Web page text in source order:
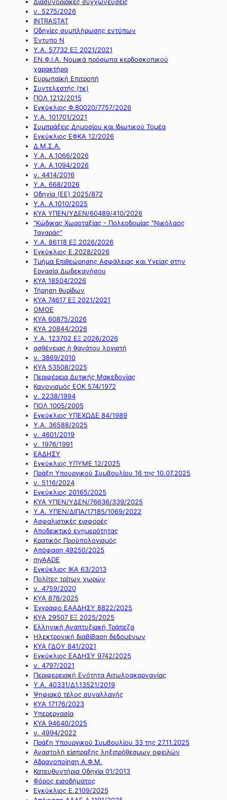
ν. 5275/2026
INTRASTAT
Οδηγίες συμπλήρωσης εντύπων
Έντυπο Ν
Υ.Α. 57732 ΕΞ 2021/2021
ΕΝ.Φ.Ι.Α. Νομικά πρόσωπα κερδοσκοπικού
χαρακτήρα
Ευρωπαϊκή Επιτροπή
Συντελεστής (τκ)
ΠΟΛ 1212/2015
Εγκύκλιος Φ.80020/7757/2026
Υ.Α. 101701/2021
Συμπράξεις Δημοσίου και Ιδιωτικού Τομέα
Εγκύκλιος ΕΦΚΑ 12/2026
Δ.Μ.Σ.Α.
Υ.Α. Α.1066/2026
Υ.Α. Α.1094/2026
ν. 4414/2016
Y.A. 668/2026
Οδηγία (ΕΕ) 2025/872
Υ.Α. Α.1010/2025
ΚΥΑ ΥΠΕΝ/ΥΔΕΝ/60489/410/2026
"Κώδικας Χωροταξίας - Πολεοδομίας "Νικόλαος
Ταγαράς"
Υ.Α. 86118 ΕΞ 2026/2026
Εγκύκλιος Ε.2028/2026
Τμήμα Επιθεώρησης Ασφάλειας και Υγείας στην
Εργασία Δωδεκανήσου
ΚΥΑ 18504/2026
Τήρηση θυρίδων
ΚΥΑ 74617 ΕΞ 2021/2021
ΟΜΟΕ
ΚΥΑ 60875/2026
ΚΥΑ 20844/2026
Υ.Α. 123702 ΕΞ 2026/2026
ασθένειας ή θανάτου λογιστή
ν. 3869/2010
ΚΥΑ 53508/2025
Περιφέρεια Δυτικής Μακεδονίας
Κανονισμός ΕΟΚ 574/1972
ν. 2238/1994
ΠΟΛ 1005/2005
Εγκύκλιος ΥΠΕΧΩΔΕ 84/1989
Υ.Α. 36588/2025
ν. 4601/2019
ν. 1976/1991
ΕΑΔΗΣΥ
Εγκύκλιος ΥΠΥΜΕ 12/2025
Πράξη Υπουργικού Συμβουλίου 16 της 10.07.2025
ν. 5116/2024
Εγκύκλιος 20165/2025
ΚΥΑ ΥΠΕΝ/ΥΔΕΝ/76636/339/2025
Υ.Α. ΥΠΕΝ/ΔΙΠΑ/17185/1069/2022
Ασφαλιστικές εισφορές
Αποδεικτικό ενημερότητας
Κρατικός Προϋπολογισμός
Απόφαση 49250/2025
myAADE
Εγκύκλιος ΙΚΑ 63/2013
Πολίτες τρίτων χωρών
ν. 4759/2020
ΚΥΑ 878/2025
Έγγραφο ΕΑΑΔΗΣΥ 8822/2025
ΚΥΑ 29507 ΕΞ 2025/2025
Ελληνική Αναπτυξιακή Τράπεζα
Ηλεκτρονική διαβίβαση δεδομένων
ΚΥΑ ΓΔΟΥ 841/2021
Εγκύκλιος ΕΑΔΗΣΥ 9742/2025
ν. 4797/2021
Περιφερειακή Ενότητα Αιτωλοακαρνανίας
Υ.Α. 40331/Δ1.13521/2019
Ψηφιακό τέλος συναλλαγής
ΚΥΑ 17176/2023
Υπερεργασία
ΚΥΑ 94640/2025
ν. 4994/2022
Πράξη Υπουργικού Συμβουλίου 33 της 27.11.2025
Αναστολή είσπραξης ληξιπρόθεσμων οφειλών
Αδρανοποίηση Α.Φ.Μ.
Κατευθυντήρια Οδηγία 01/2013
Φόρος εισοδήματος
Εγκύκλιος Ε.2109/2025